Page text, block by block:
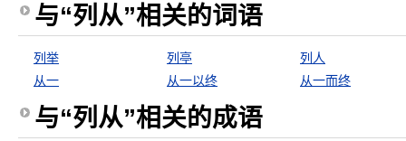
与“列从”相关的词语
列举 列亭
列人
从一
从一以终 从一而终
与“列从”相关的成语